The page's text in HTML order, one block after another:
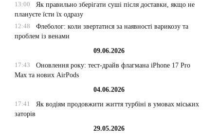
13:00
Як правильно зберігати суші після доставки, якщо не
плануєте їсти їх одразу
12:48
Флеболог: коли звертатися за наявності варикозу та
проблем із венами
09.06.2026
17:43
Оновлення року: тест-драйв флагмана iPhone 17 Pro
Max та нових AirPods
04.06.2026
17:41
Як водіям продовжити життя турбіні в умовах міських
заторів
29.05.2026